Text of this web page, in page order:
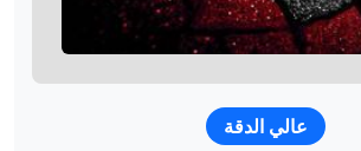
عالي الدقة